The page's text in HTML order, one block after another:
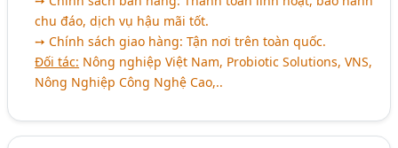
chu đáo, dịch vụ hậu mãi tốt.
➙ Chính sách giao hàng: Tận nơi trên toàn quốc.
Đối tác: Nông nghiệp Việt Nam, Probiotic Solutions, VNS,
Nông Nghiệp Công Nghệ Cao,..